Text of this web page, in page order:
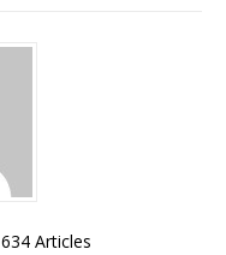
634 Articles